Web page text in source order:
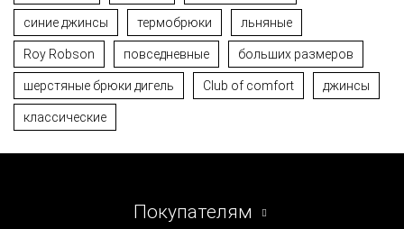
синие джинсы термобрюки льняные
Roy Robson повседневные больших размеров
шерстяные брюки дигель Club of comfort джинсы
классические
Покупателям